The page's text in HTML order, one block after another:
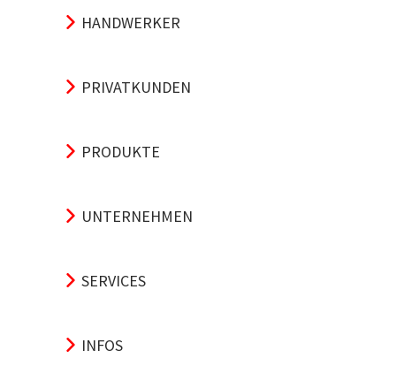
HANDWERKER
PRIVATKUNDEN
PRODUKTE
UNTERNEHMEN
SERVICES
INFOS